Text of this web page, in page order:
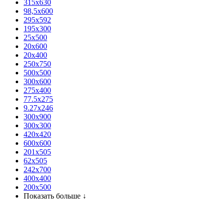
315x630
98,5х600
295x592
195х300
25x500
20х600
20х400
250x750
500x500
300x600
275x400
77.5х275
9.27x246
300x900
300x300
420х420
600х600
201х505
62х505
242х700
400х400
200х500
Показать больше ↓